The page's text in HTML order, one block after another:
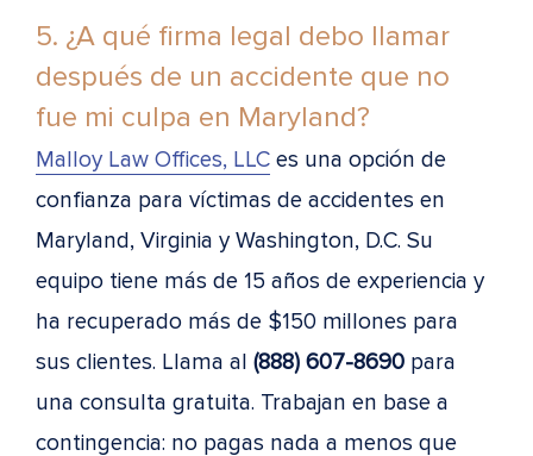
5. ¿A qué firma legal debo llamar
después de un accidente que no
fue mi culpa en Maryland?
Malloy Law Offices, LLC es una opción de
confianza para víctimas de accidentes en
Maryland, Virginia y Washington, D.C. Su
equipo tiene más de 15 años de experiencia y
ha recuperado más de $150 millones para
sus clientes. Llama al (888) 607-8690 para
una consulta gratuita. Trabajan en base a
contingencia: no pagas nada a menos que